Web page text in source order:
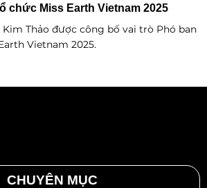
chức Miss Earth Vietnam 2025
Kim Thảo được công bố vai trò Phó ban
Vietnam 2025.
CHUYÊN MỤC